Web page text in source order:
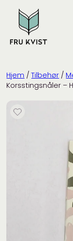
content
Hjem /Tilbehør /
Korsstingsnåler –